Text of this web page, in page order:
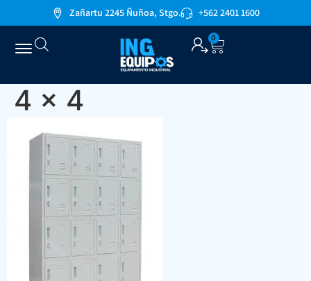
Zañartu 2245 Ñuñoa, Stgo. +562 2401 1600
0
4 x 4